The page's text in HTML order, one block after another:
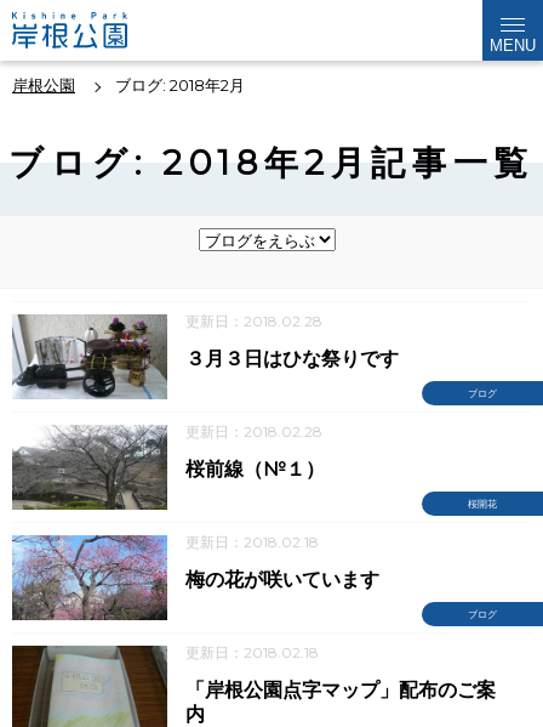
MENU
岸根公園 ブログ: 2018年2月
ブログ: 2018年2月記事一覧
更新日：2018.02.28
ブログ
３月３日はひな祭りです
更新日：2018.02.28
桜開花
桜前線（№１）
更新日：2018.02.18
ブログ
梅の花が咲いています
更新日：2018.02.18
「岸根公園点字マップ」配布のご案
内